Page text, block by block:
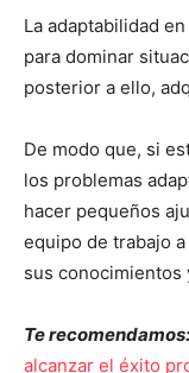
La adaptabilidad
para dominar
posterior a ello,
De modo que, si
los problemas
hacer pequeños
equipo de trabajo
sus conocimientos
Te recomendamos:
alcanzar el éxito